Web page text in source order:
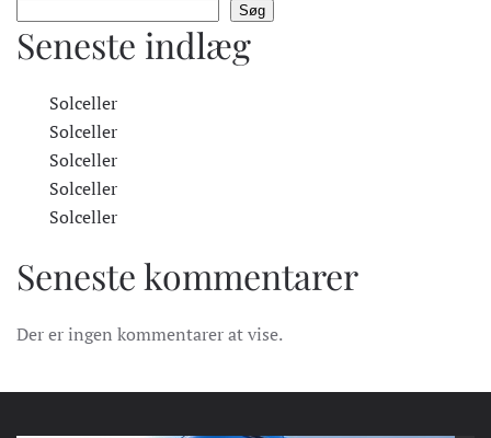
Søg
Seneste indlæg
Solceller
Solceller
Solceller
Solceller
Solceller
Seneste kommentarer
Der er ingen kommentarer at vise.